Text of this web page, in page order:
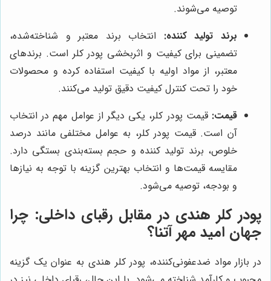
توصیه می‌شوند.
برند تولید کننده: انتخاب برند معتبر و شناخته‌شده،
تضمینی برای کیفیت و اثربخشی پودر کلر است. برندهای
معتبر، از مواد اولیه با کیفیت استفاده کرده و محصولات
خود را تحت کنترل کیفیت دقیق تولید می‌کنند.
قیمت: قیمت پودر کلر، یکی دیگر از عوامل مهم در انتخاب
آن است. قیمت پودر کلر، به عوامل مختلفی مانند درصد
خلوص، برند تولید کننده و حجم بسته‌بندی بستگی دارد.
مقایسه قیمت‌ها و انتخاب بهترین گزینه با توجه به نیازها
و بودجه، توصیه می‌شود.
پودر کلر هندی در مقابل رقبای داخلی: چرا
جهان امید مهر آتنا؟
در بازار مواد ضدعفونی‌کننده، پودر کلر هندی به عنوان یک گزینه